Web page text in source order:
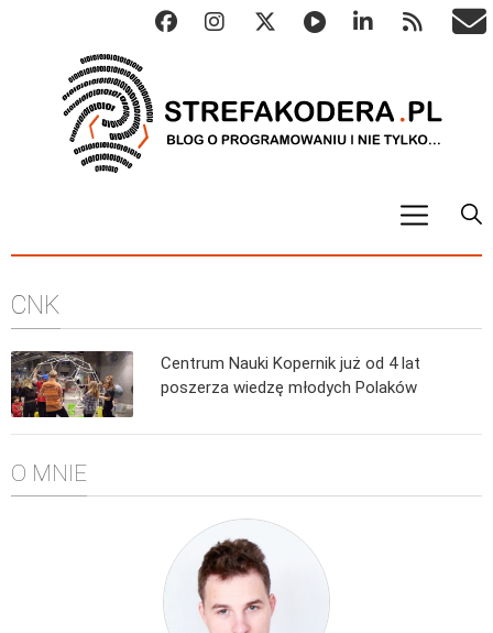
Metody numeryczne
Algorytmy wyszukiwania
Inne
C++
CNK
Centrum Nauki Kopernik już od 4 lat
poszerza wiedzę młodych Polaków
O MNIE